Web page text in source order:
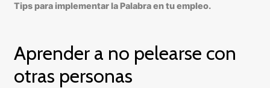
Tips para implementar la Palabra en tu empleo.
Aprender a no pelearse con
otras personas